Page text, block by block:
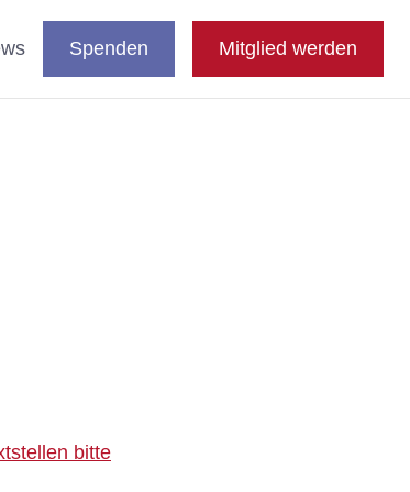
auswählen
DE
Spenden Mitglied werden
bitte